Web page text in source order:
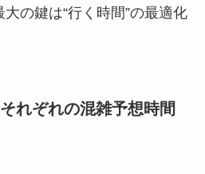
の鍵は“行く時間”の最適化
れぞれの混雑予想時間